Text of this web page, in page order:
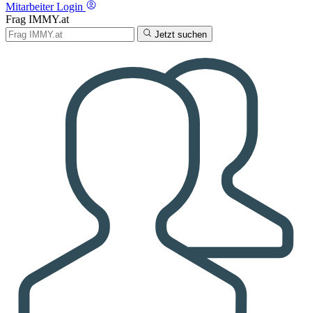
Mitarbeiter Login
Frag IMMY.at
Jetzt suchen